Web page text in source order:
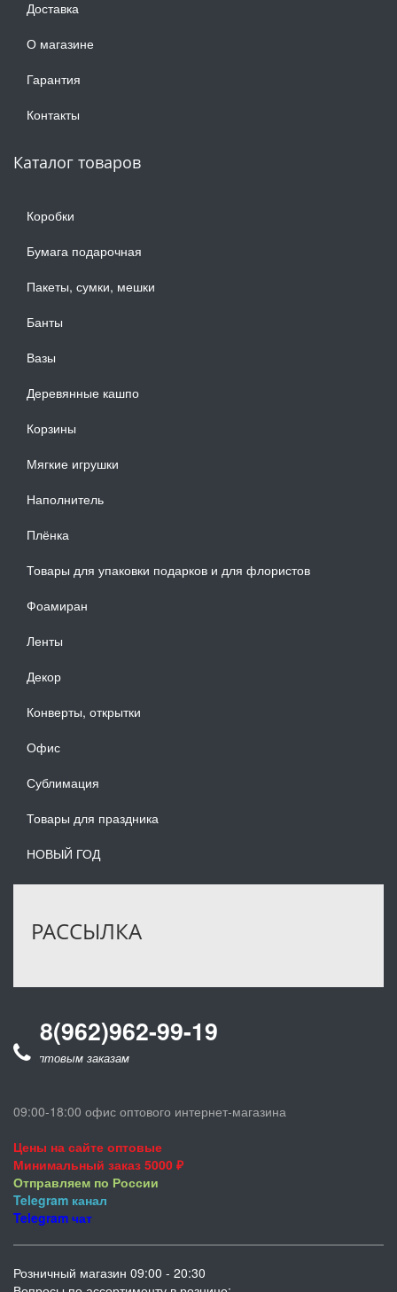
Доставка
О магазине
Гарантия
Контакты
Каталог товаров
Коробки
Бумага подарочная
Пакеты, сумки, мешки
Банты
Вазы
Деревянные кашпо
Корзины
Мягкие игрушки
Наполнитель
Плёнка
Товары для упаковки подарков и для флористов
Фоамиран
Ленты
Декор
Конверты, открытки
Офис
Сублимация
Товары для праздника
НОВЫЙ ГОД
РАССЫЛКА
8(962)962-99-19
оптовым заказам
09:00-18:00 офис оптового интернет-магазина
Цены на сайте оптовые
Минимальный заказ 5000 ₽
Отправляем по России
Telegram канал
Telegram чат
Розничный магазин 09:00 - 20:30